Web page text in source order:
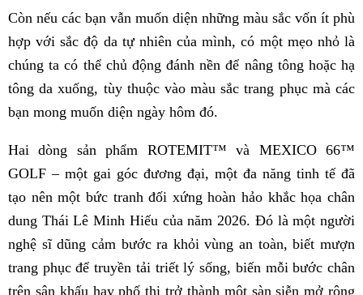
Còn nếu các bạn vẫn muốn diện những màu sắc vốn ít phù
hợp với sắc độ da tự nhiên của mình, có một mẹo nhỏ là
chúng ta có thể chủ động đánh nền để nâng tông hoặc hạ
tông da xuống, tùy thuộc vào màu sắc trang phục mà các
bạn mong muốn diện ngày hôm đó.
Hai dòng sản phẩm ROTEMIT™ và MEXICO 66™
GOLF – một gai góc đương đại, một đa năng tinh tế đã
tạo nên một bức tranh đối xứng hoàn hảo khắc họa chân
dung Thái Lê Minh Hiếu của năm 2026. Đó là một người
nghệ sĩ dũng cảm bước ra khỏi vùng an toàn, biết mượn
trang phục để truyền tải triết lý sống, biến mỗi bước chân
trên sân khấu hay phố thị trở thành một sàn siễn mở rộng